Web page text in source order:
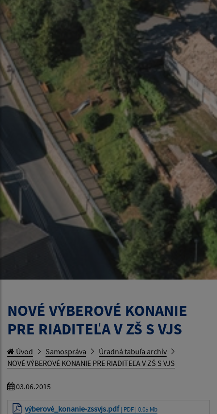
NOVÉ VÝBEROVÉ KONANIE
PRE RIADITEĽA V ZŠ S VJS
Úvod Samospráva
Úradná tabuľa archív
NOVÉ VÝBEROVÉ KONANIE PRE RIADITEĽA V ZŠ S VJS
03.06.2015
výberové_konanie-zssvjs.pdf | PDF | 0.05 Mb